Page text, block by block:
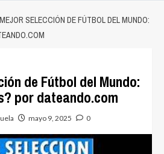
SELECCIÓN DE FÚTBOL DEL MUNDO:
de Fútbol del Mundo:
por dateando.com
mayo 9, 2025 0